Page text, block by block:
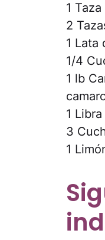
1
2
1 Lata
1/4
1 lb
1
3
1